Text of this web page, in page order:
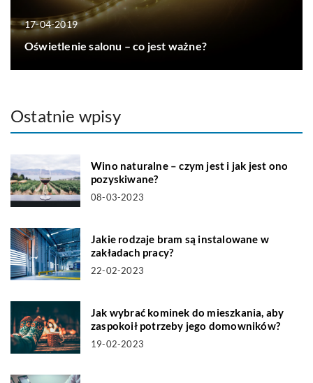
17-04-2019
Oświetlenie salonu – co jest ważne?
Ostatnie wpisy
Wino naturalne – czym jest i jak jest ono
pozyskiwane?
08-03-2023
Jakie rodzaje bram są instalowane w
zakładach pracy?
22-02-2023
Jak wybrać kominek do mieszkania, aby
zaspokoił potrzeby jego domowników?
19-02-2023